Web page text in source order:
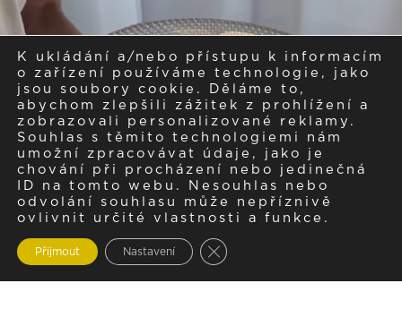
K ukládání a/nebo přístupu k informacím
o zařízení používáme technologie, jako
jsou soubory cookie. Děláme to,
abychom zlepšili zážitek z prohlížení a
zobrazovali personalizované reklamy.
Souhlas s těmito technologiemi nám
umožní zpracovávat údaje, jako je
chování při procházení nebo jedinečná
ID na tomto webu. Nesouhlas nebo
odvolání souhlasu může nepříznivě
ovlivnit určité vlastnosti a funkce.
Přijmout Nastavení Zavřít cookie lištu GDPR